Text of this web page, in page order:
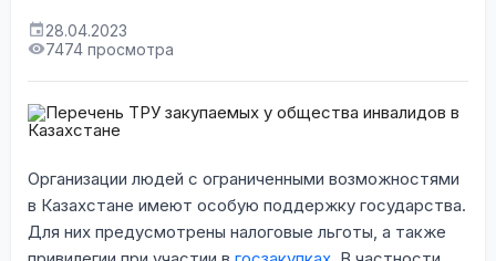
28.04.2023
7474 просмотра
Организации людей с ограниченными возможностями
в Казахстане имеют особую поддержку государства.
Для них предусмотрены налоговые льготы, а также